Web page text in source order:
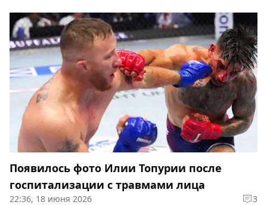
Появилось фото Илии Топурии после
госпитализации с травмами лица
22:36, 18 июня 2026 3